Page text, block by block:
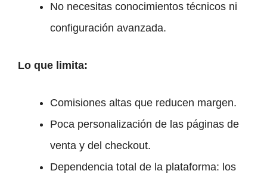
No necesitas conocimientos técnicos ni
configuración avanzada.
Lo que limita:
Comisiones altas que reducen margen.
Poca personalización de las páginas de
venta y del checkout.
Dependencia total de la plataforma: los